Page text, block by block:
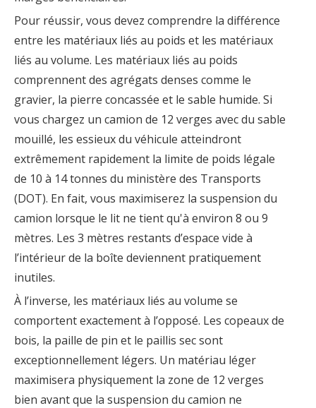
Pour réussir, vous devez comprendre la différence
entre les matériaux liés au poids et les matériaux
liés au volume. Les matériaux liés au poids
comprennent des agrégats denses comme le
gravier, la pierre concassée et le sable humide. Si
vous chargez un camion de 12 verges avec du sable
mouillé, les essieux du véhicule atteindront
extrêmement rapidement la limite de poids légale
de 10 à 14 tonnes du ministère des Transports
(DOT). En fait, vous maximiserez la suspension du
camion lorsque le lit ne tient qu'à environ 8 ou 9
mètres. Les 3 mètres restants d’espace vide à
l’intérieur de la boîte deviennent pratiquement
inutiles.
À l’inverse, les matériaux liés au volume se
comportent exactement à l’opposé. Les copeaux de
bois, la paille de pin et le paillis sec sont
exceptionnellement légers. Un matériau léger
maximisera physiquement la zone de 12 verges
bien avant que la suspension du camion ne